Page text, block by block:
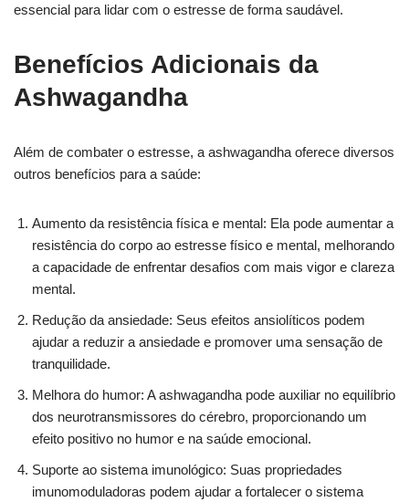
essencial para lidar com o estresse de forma saudável.
Benefícios Adicionais da
Ashwagandha
Além de combater o estresse, a ashwagandha oferece diversos
outros benefícios para a saúde:
Aumento da resistência física e mental: Ela pode aumentar a
resistência do corpo ao estresse físico e mental, melhorando
a capacidade de enfrentar desafios com mais vigor e clareza
mental.
Redução da ansiedade: Seus efeitos ansiolíticos podem
ajudar a reduzir a ansiedade e promover uma sensação de
tranquilidade.
Melhora do humor: A ashwagandha pode auxiliar no equilíbrio
dos neurotransmissores do cérebro, proporcionando um
efeito positivo no humor e na saúde emocional.
Suporte ao sistema imunológico: Suas propriedades
imunomoduladoras podem ajudar a fortalecer o sistema